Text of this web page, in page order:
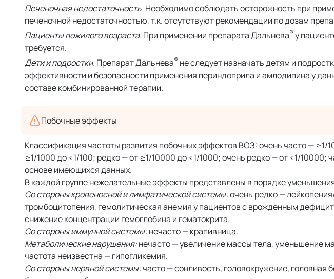
Печеночная недостаточность. Необходимо соблюдать осторожность при
печеночной недостаточностью, т.к. отсутствуют рекомендации по дозам
Пациенты пожилого возраста. При применении препарата Дальнева®у
требуется.
Дети и подростки. Препарат Дальнева® не следует назначать детям и
эффективности и безопасности применения периндоприла и амлодипина у
составе комбинированной терапии.
Побочные эффекты
Классификация частоты развития побочных эффектов ВОЗ: очень часто — ≥1/
≥1/1000 до <1/100; редко — от ≥1/10000 до <1/1000; очень редко — от <1/10000;
основе имеющихся данных.
В каждой группе нежелательные эффекты представлены в порядке
Со стороны кровеносной и лимфатической системы:очень редко —
тромбоцитопения, гемолитическая анемия у пациентов с врожденным
снижение концентрации гемоглобина и гематокрита.
Со стороны иммунной системы:нечасто — крапивница.
Метаболические нарушения:нечасто — увеличение массы тела, уменьшение
частота неизвестна — гипогликемия.
Со стороны нервной системы:часто — сонливость, головокружение, головная